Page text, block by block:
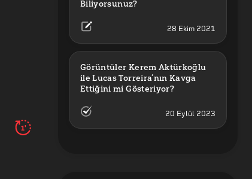
1'
Biliyorsunuz?
28 Ekim 2021
Görüntüler Kerem Aktürkoğlu
ile Lucas Torreira’nın Kavga
Ettiğini mi Gösteriyor?
20 Eylül 2023